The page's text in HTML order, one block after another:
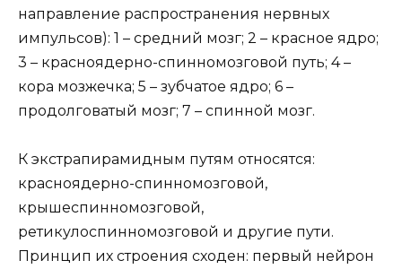
направление распространения нервных
импульсов): 1 – средний мозг; 2 – красное ядро;
3 – красноядерно-спинномозговой путь; 4 –
кора мозжечка; 5 – зубчатое ядро; 6 –
продолговатый мозг; 7 – спинной мозг.
К экстрапирамидным путям относятся:
красноядерно-спинномозговой,
крышеспинномозговой,
ретикулоспинномозговой и другие пути.
Принцип их строения сходен: первый нейрон